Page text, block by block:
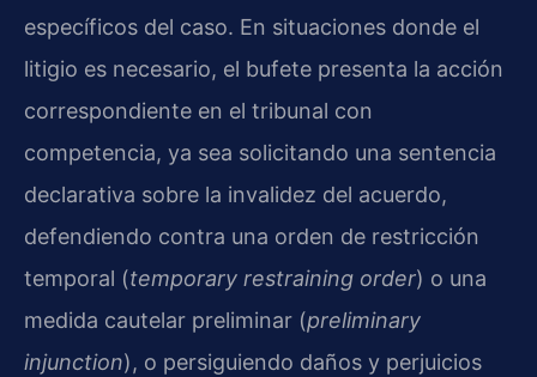
específicos del caso. En situaciones donde el
litigio es necesario, el bufete presenta la acción
correspondiente en el tribunal con
competencia, ya sea solicitando una sentencia
declarativa sobre la invalidez del acuerdo,
defendiendo contra una orden de restricción
temporal (temporary restraining order) o una
medida cautelar preliminar (preliminary
injunction), o persiguiendo daños y perjuicios